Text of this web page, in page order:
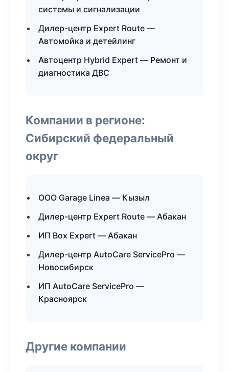
системы и сигнализации
Дилер-центр Expert Route —
Автомойка и детейлинг
Автоцентр Hybrid Expert — Ремонт и
диагностика ДВС
Компании в регионе:
Сибирский федеральный
округ
ООО Garage Linea — Кызыл
Дилер-центр Expert Route — Абакан
ИП Box Expert — Абакан
Дилер-центр AutoCare ServicePro —
Новосибирск
ИП AutoCare ServicePro —
Красноярск
Другие компании